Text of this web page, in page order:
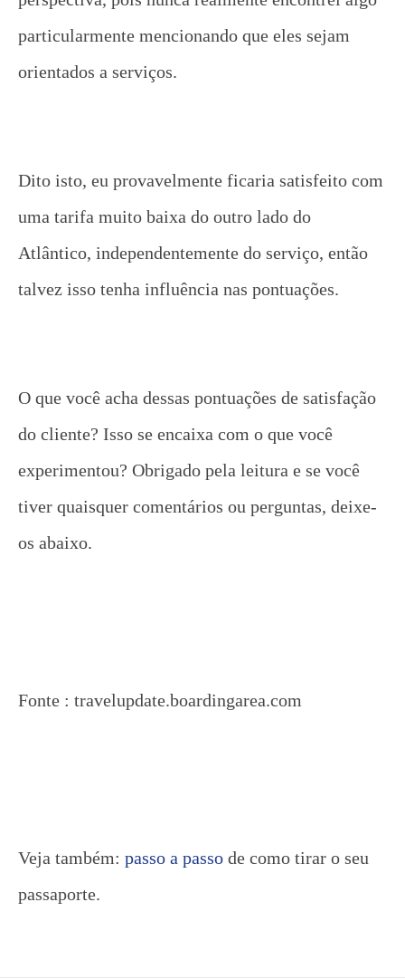
particularmente mencionando que eles sejam
orientados a serviços.
Dito isto, eu provavelmente ficaria satisfeito com
uma tarifa muito baixa do outro lado do
Atlântico, independentemente do serviço, então
talvez isso tenha influência nas pontuações.
O que você acha dessas pontuações de satisfação
do cliente? Isso se encaixa com o que você
experimentou? Obrigado pela leitura e se você
tiver quaisquer comentários ou perguntas, deixe-
os abaixo.
Fonte : travelupdate.boardingarea.com
Veja também: passo a passo de como tirar o seu
passaporte.